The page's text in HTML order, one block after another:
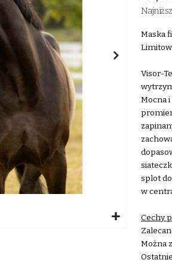
Maska
Visor-
Mocna
splot
w
Cechy
Można